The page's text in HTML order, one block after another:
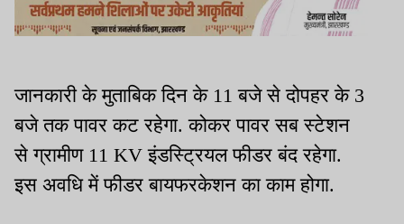
जानकारी के मुताबिक दिन के 11 बजे से दोपहर के 3
बजे तक पावर कट रहेगा. कोकर पावर सब स्टेशन
से ग्रामीण 11 KV इंडस्ट्रियल फीडर बंद रहेगा.
इस अवधि में फीडर बायफरकेशन का काम होगा.